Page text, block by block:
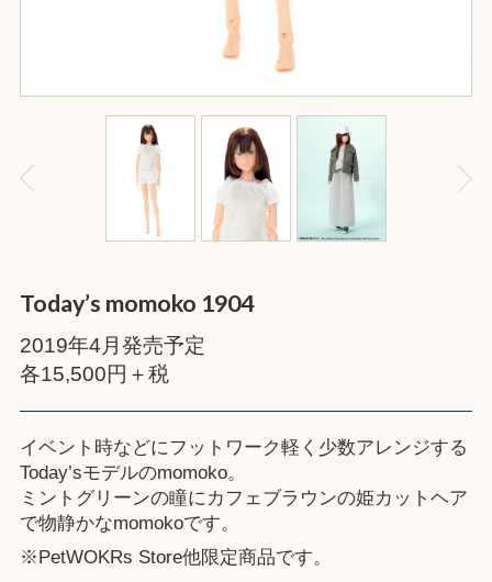
Today’s momoko 1904
2019年4月発売予定
各15,500円＋税
イベント時などにフットワーク軽く少数アレンジする
Today’sモデルのmomoko。
ミントグリーンの瞳にカフェブラウンの姫カットヘア
で物静かなmomokoです。
※PetWOKRs Store他限定商品です。